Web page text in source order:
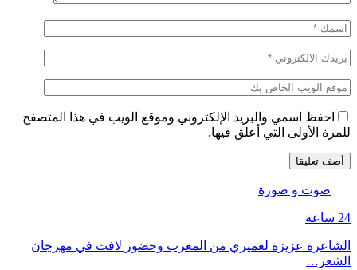
احفظ اسمي والبريد الإلكتروني وموقع الويب في هذا المتصفح
للمرة الأولى التي أعلق فيها.
صوت و صورة
24 ساعة
الشاعرة عزيزة لعميري من المغرب وحضور لافت في مهرجان
الشعر…